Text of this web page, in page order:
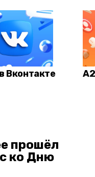
Вконтакте
прошёл
ко Дню